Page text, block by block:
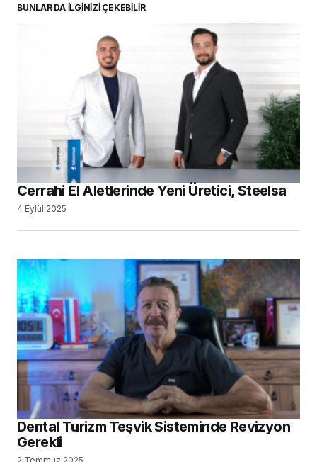
BUNLAR DA İLGİNİZİ ÇEKEBİLİR
Cerrahi El Aletlerinde Yeni Üretici, Steelsa
4 Eylül 2025
Dental Turizm Teşvik Sisteminde Revizyon
Gerekli